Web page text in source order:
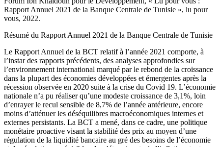
Rapport Annuel 2021 de la Banque Centrale de Tunisie », lu pour
vous, 2022.
Résumé du Rapport Annuel 2021 de la Banque Centrale de Tunisie
Le Rapport Annuel de la BCT relatif à l’année 2021 comporte, à
l’instar des rapports précédents, des analyses approfondies sur
l’environnement international marqué par le rebond de la croissance
dans la plupart des économies développées et émergentes après la
récession observée en 2020 suite à la crise du Covid 19. L’économie
nationale n’a pu réaliser qu’une modeste croissance de 3,1%, loin
d’enrayer le recul sensible de 8,7% de l’année antérieure, encore
moins d’atténuer les déséquilibres macroéconomiques internes et
externes persistants. La BCT a mené, dans ce cadre, une politique
monétaire proactive visant la stabilité des prix au moyen d’une
régulation de la liquidité bancaire au gré des besoins de l’économie